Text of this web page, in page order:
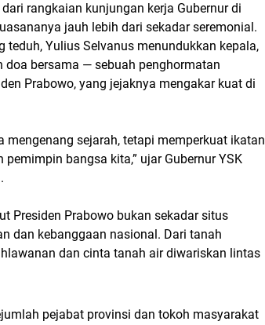
rangkaian kunjungan kerja Gubernur di
jauh lebih dari sekadar seremonial.
teduh, Yulius Selvanus menundukkan kepala,
doa bersama — sebuah penghormatan
Prabowo, yang jejaknya mengakar kuat di
mengenang sejarah, tetapi memperkuat ikatan
bangsa kita,” ujar Gubernur YSK
Presiden Prabowo bukan sekadar situs
dan kebanggaan nasional. Dari tanah
dan cinta tanah air diwariskan lintas
pejabat provinsi dan tokoh masyarakat